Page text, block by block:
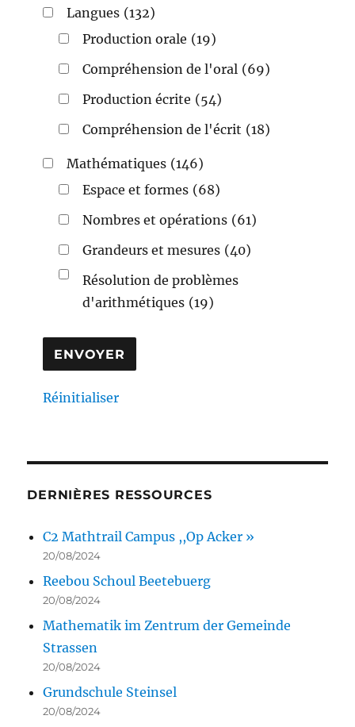
Langues (132)
Production orale (19)
Compréhension de l'oral (69)
Production écrite (54)
Compréhension de l'écrit (18)
Mathématiques (146)
Espace et formes (68)
Nombres et opérations (61)
Grandeurs et mesures (40)
Résolution de problèmes
d'arithmétiques (19)
Réinitialiser
DERNIÈRES RESSOURCES
C2 Mathtrail Campus ,,Op Acker »
20/08/2024
Reebou Schoul Beetebuerg
20/08/2024
Mathematik im Zentrum der Gemeinde
Strassen
20/08/2024
Grundschule Steinsel
20/08/2024